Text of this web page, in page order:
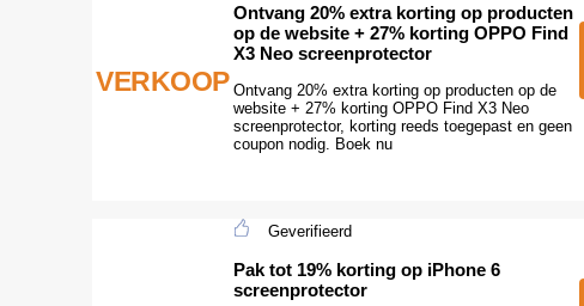
VERKOOP
Ontvang 20% extra korting op producten
op de website + 27% korting OPPO Find
X3 Neo screenprotector
Ontvang 20% extra korting op producten op de
website + 27% korting OPPO Find X3 Neo
screenprotector, korting reeds toegepast en geen
coupon nodig. Boek nu
Geverifieerd
Pak tot 19% korting op iPhone 6
screenprotector